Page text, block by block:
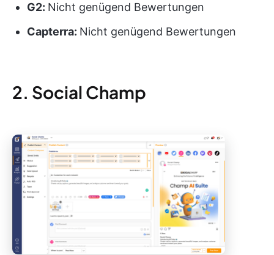
G2: Nicht genügend Bewertungen
Capterra: Nicht genügend Bewertungen
2. Social Champ